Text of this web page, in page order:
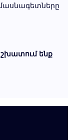
մասնագետները
ենք